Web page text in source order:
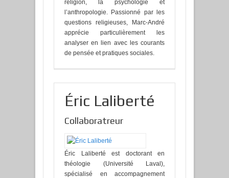
religion, la psychologie et
l’anthropologie. Passionné par les
questions religieuses, Marc-André
apprécie particulièrement les
analyser en lien avec les courants
de pensée et pratiques sociales.
Éric Laliberté
Collaboratreur
Éric Laliberté est doctorant en
théologie (Université Laval),
spécialisé en accompagnement